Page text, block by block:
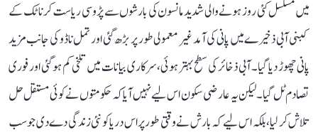
میں مسلسل کئی روز ہونے والی شدید مانسون کی بارشوں سے پڑوسی ریاست کرناٹک کے
کبنی آبی ذخیرے میں پانی کی آمد غیر معمولی طور پر بڑھ گئی اور تمل ناڈو کی جانب مزید
پانی چھوڑ دیا گیا۔ آبی ذخائر کی سطح بہتر ہوئی، سرکاری بیانات میں تلخی کم ہو گئی اور فوری
تصادم ٹل گیا۔ لیکن یہ عارضی سکون اس لیے نہیں آیا کہ حکومتوں نے کوئی مستقل حل
تلاش کر لیا، بلکہ اس لیے کہ بارش نے وقتی طور پر اس دریا کو نئی زندگی دے دی جو سب